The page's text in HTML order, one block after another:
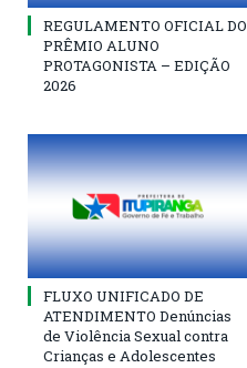
REGULAMENTO OFICIAL DO
PRÊMIO ALUNO
PROTAGONISTA – EDIÇÃO
2026
FLUXO UNIFICADO DE
ATENDIMENTO Denúncias
de Violência Sexual contra
Crianças e Adolescentes